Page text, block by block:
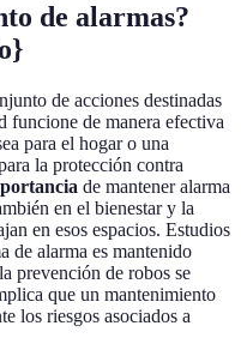
de alarmas?
de acciones destinadas
funcione de manera efectiva
para el hogar o una
la protección contra
de mantener alarma
en el bienestar y la
en esos espacios. Estudios
de alarma es mantenido
prevención de robos se
que un mantenimiento
los riesgos asociados a